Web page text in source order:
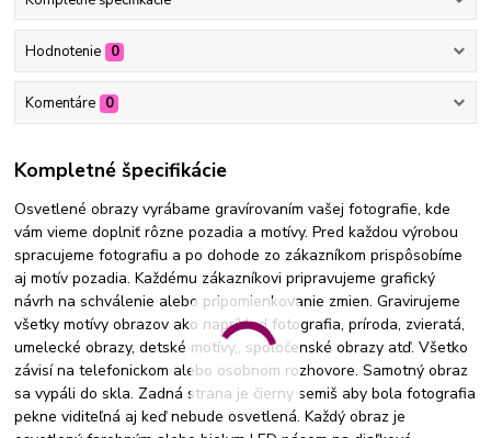
Hodnotenie 0
Komentáre 0
Kompletné špecifikácie
Osvetlené obrazy vyrábame gravírovaním vašej fotografie, kde
vám vieme doplniť rôzne pozadia a motívy. Pred každou výrobou
spracujeme fotografiu a po dohode zo zákazníkom prispôsobíme
aj motív pozadia. Každému zákazníkovi pripravujeme grafický
návrh na schválenie alebo pripomienkovanie zmien. Gravirujeme
všetky motívy obrazov ako napríklad fotografia, príroda, zvieratá,
umelecké obrazy, detské motívy,, spoločenské obrazy atď. Všetko
závisí na telefonickom alebo osobnom rozhovore. Samotný obraz
sa vypáli do skla. Zadná strana je čierny semiš aby bola fotografia
pekne viditeľná aj keď nebude osvetlená. Každý obraz je